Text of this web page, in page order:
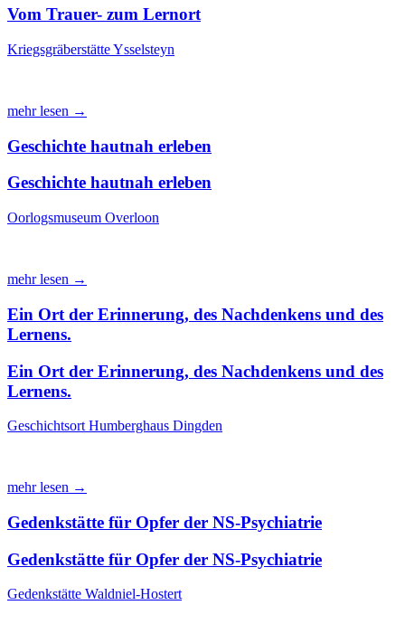
Vom Trauer- zum Lernort
Kriegsgräberstätte Ysselsteyn
mehr lesen →
Geschichte hautnah erleben
Geschichte hautnah erleben
Oorlogsmuseum Overloon
mehr lesen →
Ein Ort der Erinnerung, des Nachdenkens und des
Lernens.
Ein Ort der Erinnerung, des Nachdenkens und des
Lernens.
Geschichtsort Humberghaus Dingden
mehr lesen →
Gedenkstätte für Opfer der NS-Psychiatrie
Gedenkstätte für Opfer der NS-Psychiatrie
Gedenkstätte Waldniel-Hostert